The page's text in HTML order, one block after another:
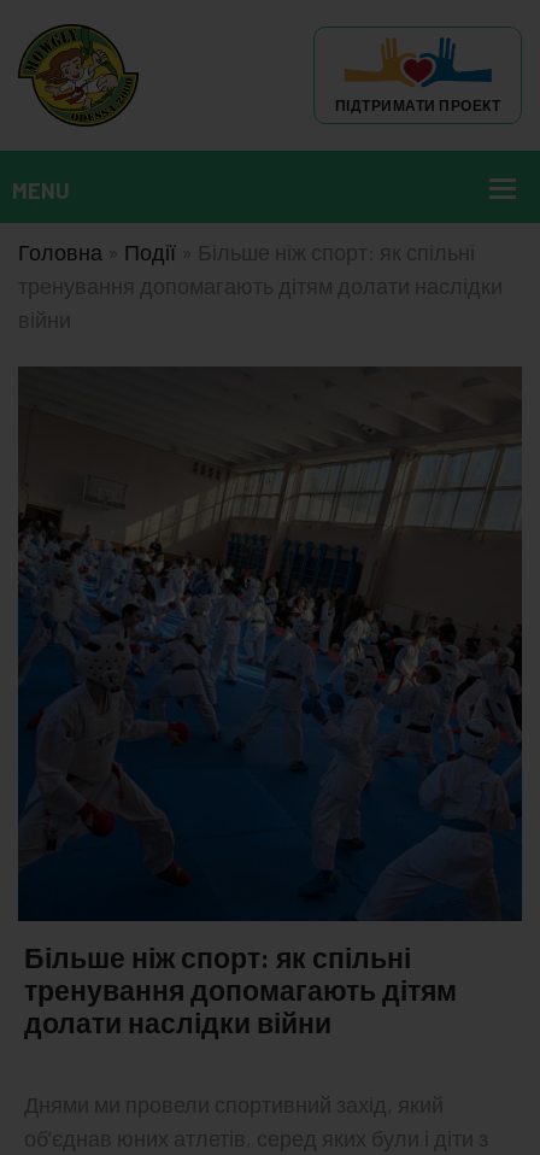
ПІДТРИМАТИ ПРОЕКТ
Головна Події
Більше ніж спорт: як спільні
тренування допомагають дітям долати наслідки
війни
Більше ніж спорт: як спільні
тренування допомагають дітям
долати наслідки війни
Днями ми провели спортивний захід, який
об’єднав юних атлетів, серед яких були і діти з